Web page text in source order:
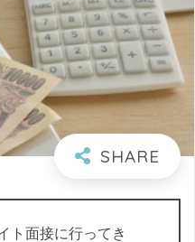
ト面接に行ってき